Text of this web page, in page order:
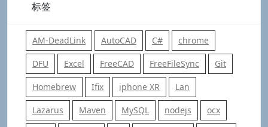
标签
AM-DeadLink AutoCAD C# chrome
DFU Excel FreeCAD FreeFileSync Git
Homebrew Ifix iphone XR Lan
Lazarus Maven MySQL nodejs ocx